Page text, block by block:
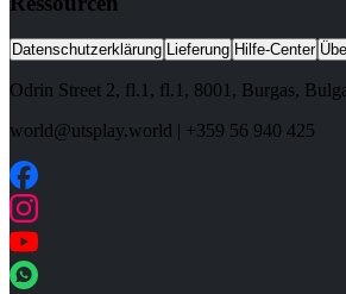
Datenschutzerklärung Lieferung Hilfe-Center
Odrin Street 2, fl.1, fl.1, 8001, Burgas,
world@utsplay.world | +359 56 940 425